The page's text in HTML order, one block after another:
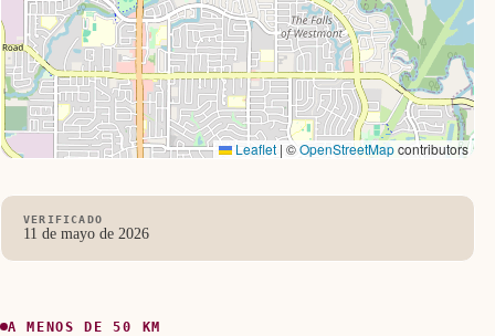
Leaflet | ©OpenStreetMapcontributors
VERIFICADO
11 de mayo de 2026
A MENOS DE 50 KM